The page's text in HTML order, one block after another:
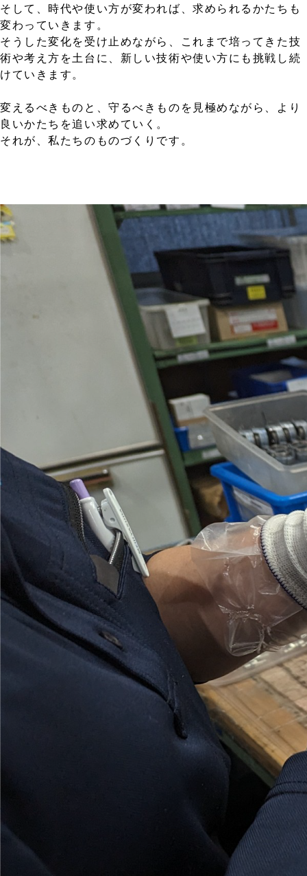
そして、時代や使い方が変われば、求められるかたちも
変わっていきます。
そうした変化を受け止めながら、これまで培ってきた技
術や考え方を土台に、新しい技術や使い方にも挑戦し続
けていきます。
変えるべきものと、守るべきものを見極めながら、より
良いかたちを追い求めていく。
それが、私たちのものづくりです。